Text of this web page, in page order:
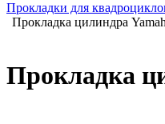
Прокладки для
Прокладка цилиндра
Прокладка